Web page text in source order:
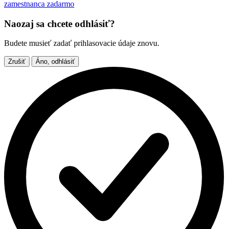
zamestnanca zadarmo
Naozaj sa chcete odhlásiť?
Budete musieť zadať prihlasovacie údaje znovu.
Zrušiť Áno, odhlásiť